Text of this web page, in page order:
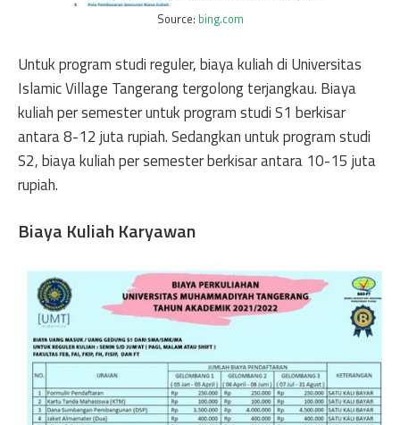
Source: bing.com
Untuk program studi reguler, biaya kuliah di Universitas
Islamic Village Tangerang tergolong terjangkau. Biaya
kuliah per semester untuk program studi S1 berkisar
antara 8-12 juta rupiah. Sedangkan untuk program studi
S2, biaya kuliah per semester berkisar antara 10-15 juta
rupiah.
Biaya Kuliah Karyawan